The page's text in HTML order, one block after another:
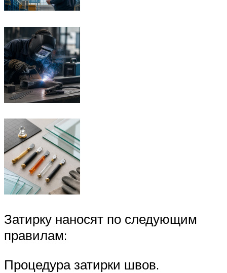
Затирку наносят по следующим
правилам:
Процедура затирки швов.